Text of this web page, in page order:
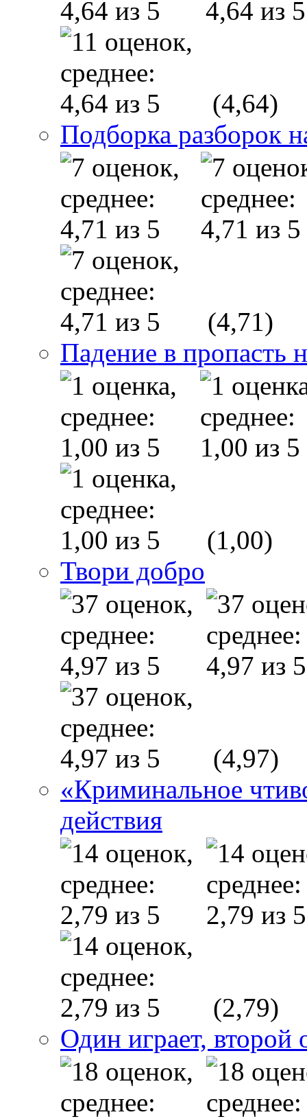
(4,64)
Подборка разборок
(4,71)
Падение в пропасть
(1,00)
Твори добро
(4,97)
«Криминальное
действия
(2,79)
Один играет, второй